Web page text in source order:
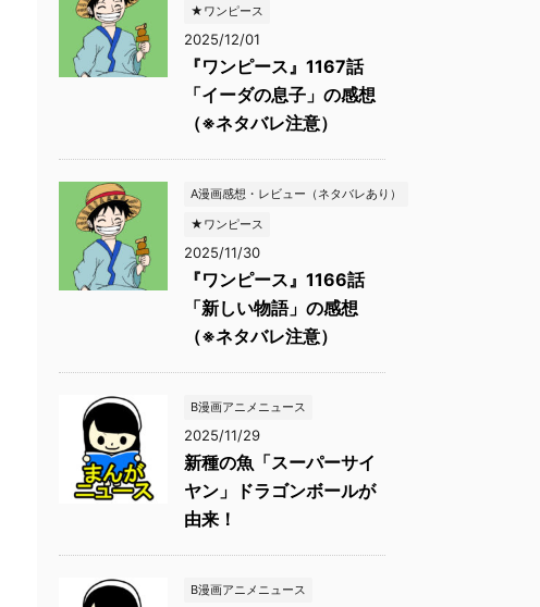
★ワンピース
2025/12/01
『ワンピース』1167話
「イーダの息子」の感想
（※ネタバレ注意）
A漫画感想・レビュー（ネタバレあり）
★ワンピース
2025/11/30
『ワンピース』1166話
「新しい物語」の感想
（※ネタバレ注意）
B漫画アニメニュース
2025/11/29
新種の魚「スーパーサイ
ヤン」ドラゴンボールが
由来！
B漫画アニメニュース